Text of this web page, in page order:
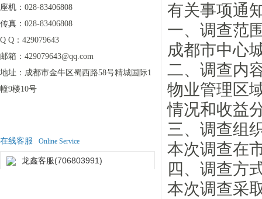
座机： 028-83406808
传真： 028-83406808
Q Q： 429079643
邮箱： 429079643@qq.com
地址： 成都市金牛区蜀西路58号精城国际1
幢9楼10号
在线客服 Online Service
龙鑫客服(706803991)
有关事项通
一、调查范
成都市中心
二、调查内
物业管理区
情况和收益
三、调查组
本次调查在
四、调查方
本次调查采